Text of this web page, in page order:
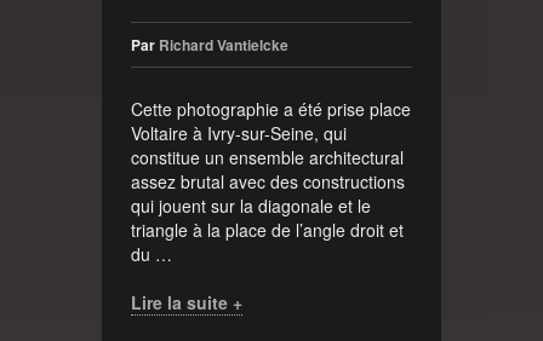
Par Richard Vantielcke
Cette photographie a été prise place
Voltaire à Ivry-sur-Seine, qui
constitue un ensemble architectural
assez brutal avec des constructions
qui jouent sur la diagonale et le
triangle à la place de l’angle droit et
du …
Lire la suite +